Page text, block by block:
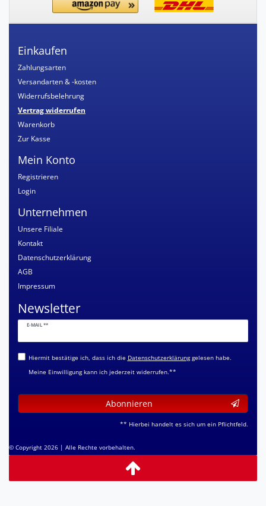
Einkaufen
Zahlungsarten
Versandarten & -kosten
Widerrufsbelehrung
Vertrag widerrufen
Warenkorb
Zur Kasse
Mein Konto
Registrieren
Login
Unternehmen
Unsere Filiale
Kontakt
Datenschutzerklärung
AGB
Impressum
Newsletter
E-MAIL **
Newsletter
Honig
Hiermit bestätige ich, dass ich die Daten­schutz­erklärunggelesen habe.
Meine Einwilligung kann ich jederzeit widerrufen.**
Abonnieren
** Hierbei handelt es sich um ein Pflichtfeld.
© Copyright 2026 | Alle Rechte vorbehalten.